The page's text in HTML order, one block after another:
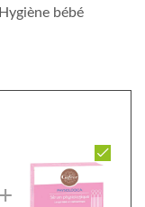
Hygiène bébé